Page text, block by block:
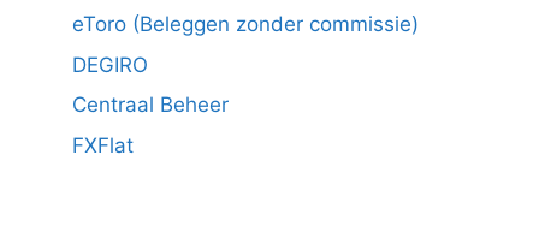
eToro (Beleggen zonder commissie)
DEGIRO
Centraal Beheer
FXFlat